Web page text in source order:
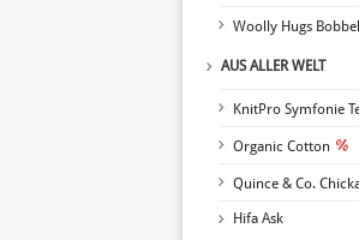
Woolly Hugs
AUS ALLER WELT
KnitPro Symfonie
Organic Cotton
Quince & Co.
Hifa Ask